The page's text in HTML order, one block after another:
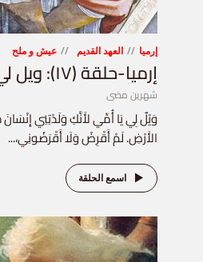
إرميا العهد القديم عيش و ملح
إرميا-حلقة (١٧): ويل لي يا أمي
شهرين مضى
وَيْلٌ لِي يَا أُمِّي لأَنَّكِ وَلَدْتِنِي
الأَرْضِ. لَمْ أَقْرِضْ وَلَا أَقْرَضُونِي،...
اسمع الحلقة